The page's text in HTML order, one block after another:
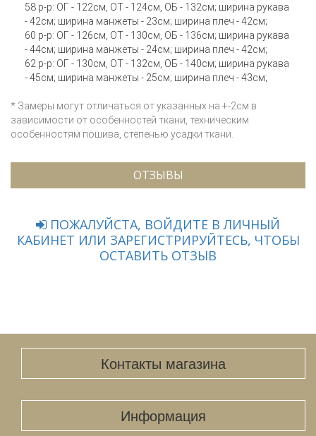
58 р-р: ОГ - 122см, ОТ - 124см, ОБ - 132см; ширина рукава
- 42см; ширина манжеты - 23см; ширина плеч - 42см;
60 р-р: ОГ - 126см, ОТ - 130см, ОБ - 136см; ширина рукава
- 44см; ширина манжеты - 24см; ширина плеч - 42см;
62 р-р: ОГ - 130см, ОТ - 132см, ОБ - 140см; ширина рукава
- 45см; ширина манжеты - 25см; ширина плеч - 43см;
* Замеры могут отличаться от указанных на +-2см в
зависимости от особенностей ткани, техническим
особенностям пошива, степенью усадки ткани.
ОТЗЫВЫ
ПОЖАЛУЙСТА, ВОЙДИТЕ В ЛИЧНЫЙ
КАБИНЕТ ИЛИ ЗАРЕГИСТРИРУЙТЕСЬ, ЧТОБЫ
ОСТАВИТЬ ОТЗЫВ
Контакты магазина
Информация